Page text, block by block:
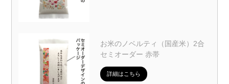
お米のノベルティ（国産米）2合
セミオーダー 赤帯
詳細はこちら